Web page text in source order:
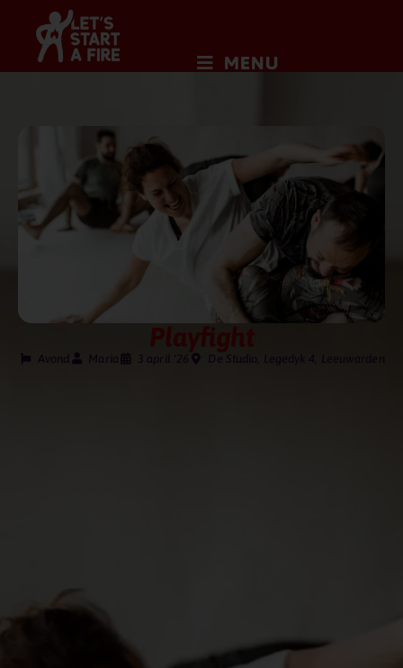
MENU
Avond Maria 3 april '26 De Studio, Legedyk 4, Leeuwarden